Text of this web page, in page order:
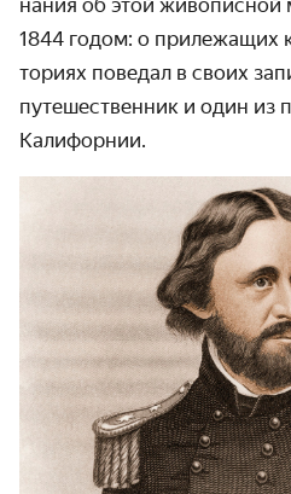
нания об этой живописной
1844 годом: о прилежащих
ториях поведал в своих
путеше­ственник и один из
Калифорнии.